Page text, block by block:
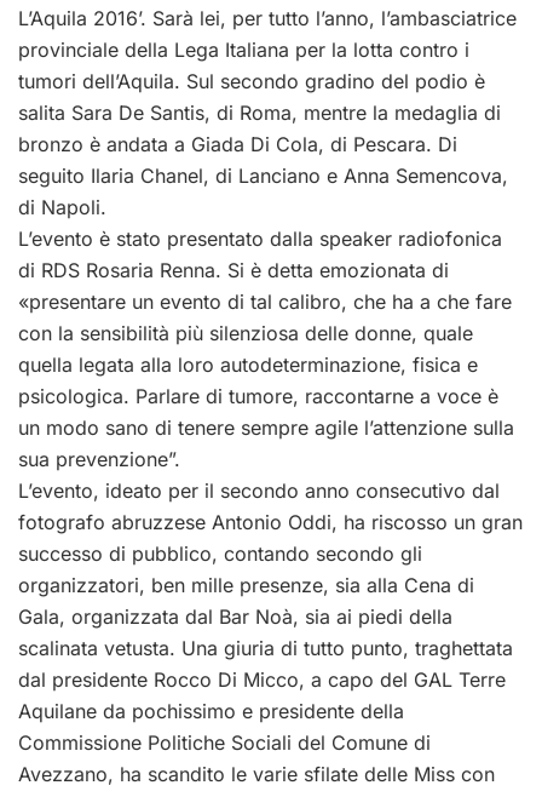
L’Aquila 2016’. Sarà lei, per tutto l’anno, l’ambasciatrice
provinciale della Lega Italiana per la lotta contro i
tumori dell’Aquila. Sul secondo gradino del podio è
salita Sara De Santis, di Roma, mentre la medaglia di
bronzo è andata a Giada Di Cola, di Pescara. Di
seguito Ilaria Chanel, di Lanciano e Anna Semencova,
di Napoli.
L’evento è stato presentato dalla speaker radiofonica
di RDS Rosaria Renna. Si è detta emozionata di
«presentare un evento di tal calibro, che ha a che fare
con la sensibilità più silenziosa delle donne, quale
quella legata alla loro autodeterminazione, fisica e
psicologica. Parlare di tumore, raccontarne a voce è
un modo sano di tenere sempre agile l’attenzione sulla
sua prevenzione”.
L’evento, ideato per il secondo anno consecutivo dal
fotografo abruzzese Antonio Oddi, ha riscosso un gran
successo di pubblico, contando secondo gli
organizzatori, ben mille presenze, sia alla Cena di
Gala, organizzata dal Bar Noà, sia ai piedi della
scalinata vetusta. Una giuria di tutto punto, traghettata
dal presidente Rocco Di Micco, a capo del GAL Terre
Aquilane da pochissimo e presidente della
Commissione Politiche Sociali del Comune di
Avezzano, ha scandito le varie sfilate delle Miss con